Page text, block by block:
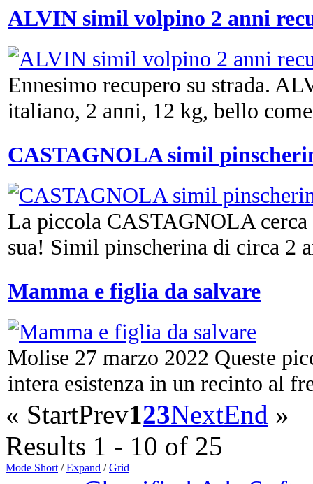
ALVIN simil volpino 2 anni
Ennesimo recupero su strada.
italiano, 2 anni, 12 kg, bello
CASTAGNOLA simil
La piccola CASTAGNOLA
sua! Simil pinscherina di circa 2
Mamma e figlia da salvare
Molise 27 marzo 2022 Queste
intera esistenza in un recinto al
« StartPrev123NextEnd »
Results 1 - 10 of 25
Mode Short/Expand /Grid